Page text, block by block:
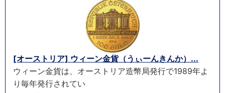
[オーストリア] ウィーン金貨（うぃーんきんか）...
ウィーン金貨は、オーストリア造幣局発行で1989年よ
り毎年発行されてい